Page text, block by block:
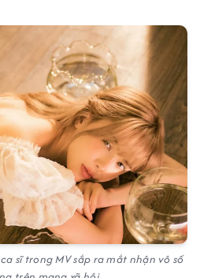
sĩ trong MV sắp ra mắt nhận vô số